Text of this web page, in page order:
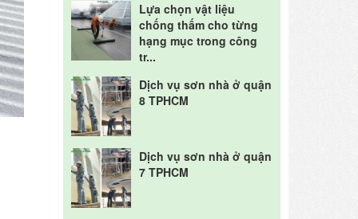
Lựa chọn vật liệu
chống thấm cho từng
hạng mục trong công
tr...
Dịch vụ sơn nhà ở quận
8 TPHCM
Dịch vụ sơn nhà ở quận
7 TPHCM